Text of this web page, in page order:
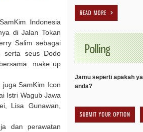
Indonesia
di Jalan Tokan
Salim sebagai
serta seus Dodo
make up
SamKim Icon
Istri Wagub Jawa
Lisa Gunawan,
dan perawatan
READ MORE
Polling
Jamu seperti apakah
anda?